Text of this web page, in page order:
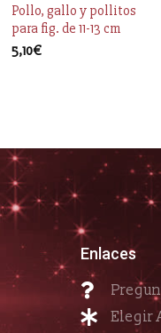
Pollo, gallo y pollitos
para fig. de 11-13 cm
5,10€
Enlaces
Elegir